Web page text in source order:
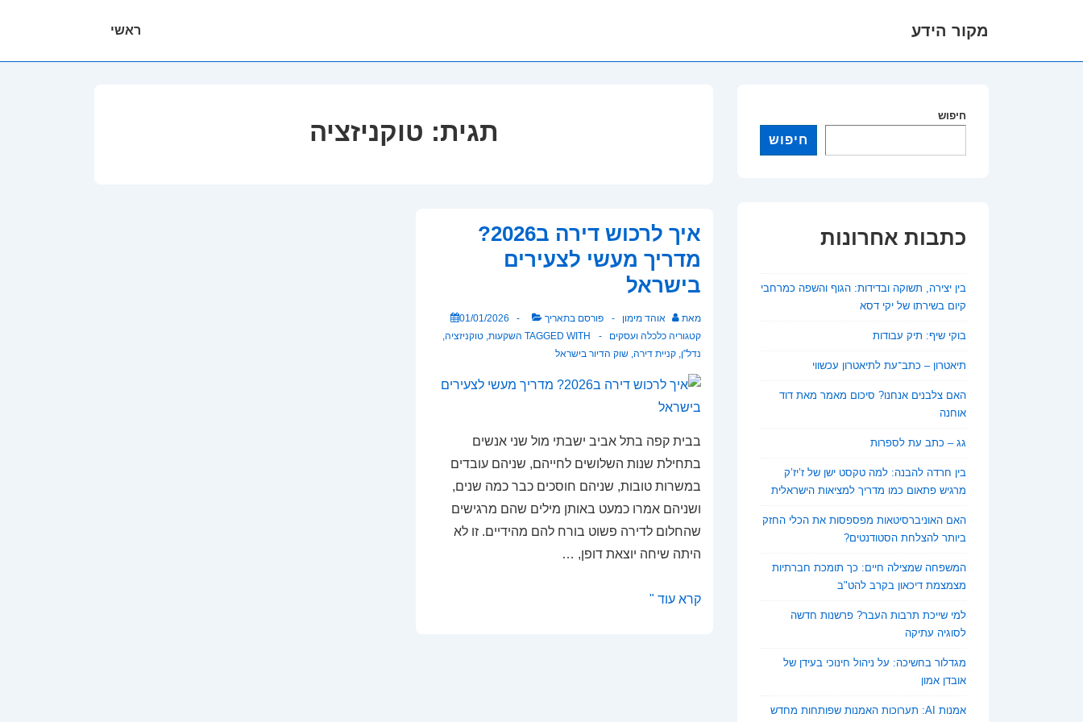
מקור הידע ראשי
תגית: טוקניזציה
איך לרכוש דירה ב2026?
מדריך מעשי לצעירים
בישראל
מאת אוהד מימון פורסם בתאריך
01/01/2026
קטגוריה כלכלה ועסקים TAGGED WITH השקעות, טוקניזציה,
נדל"ן, קניית דירה, שוק הדיור בישראל
בבית קפה בתל אביב ישבתי מול שני אנשים
בתחילת שנות השלושים לחייהם, שניהם עובדים
במשרות טובות, שניהם חוסכים כבר כמה שנים,
ושניהם אמרו כמעט באותן מילים שהם מרגישים
שהחלום לדירה פשוט בורח להם מהידיים. זו לא
היתה שיחה יוצאת דופן, …
איך
קרא עוד "
חיפוש
חיפוש
כתבות אחרונות
בין יצירה, תשוקה ובדידות: הגוף והשפה כמרחבי
קיום בשירתו של יקי דסא
בוקי שיף: תיק עבודות
תיאטרון – כתב־עת לתיאטרון עכשווי
האם צלבנים אנחנו? סיכום מאמר מאת דוד
אוחנה
גג – כתב עת לספרות
בין חרדה להבנה: למה טקסט ישן של ז’יז’ק
מרגיש פתאום כמו מדריך למציאות הישראלית
האם האוניברסיטאות מפספסות את הכלי החזק
ביותר להצלחת הסטודנטים?
המשפחה שמצילה חיים: כך תומכת חברתיות
מצמצמת דיכאון בקרב להט"ב
למי שייכת תרבות העבר? פרשנות חדשה
לסוגיה עתיקה
מגדלור בחשיכה: על ניהול חינוכי בעידן של
אובדן אמון
אמנות AI: תערוכות האמנות שפותחות מחדש